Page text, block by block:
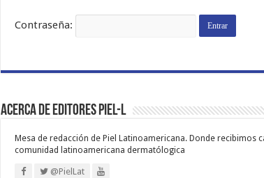
Contraseña:
Acerca de Editores PIEL-L
Mesa de redacción de Piel Latinoamericana. Donde
comunidad latinoamericana dermatólogica
@PielLat